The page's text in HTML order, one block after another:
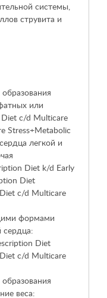
системы,
струвита и
или
c/d Multicare
Stress+Metabolic
легкой и
Diet k/d Early
Diet
c/d Multicare
формами
сердца:
Diet
c/d Multicare
веса: